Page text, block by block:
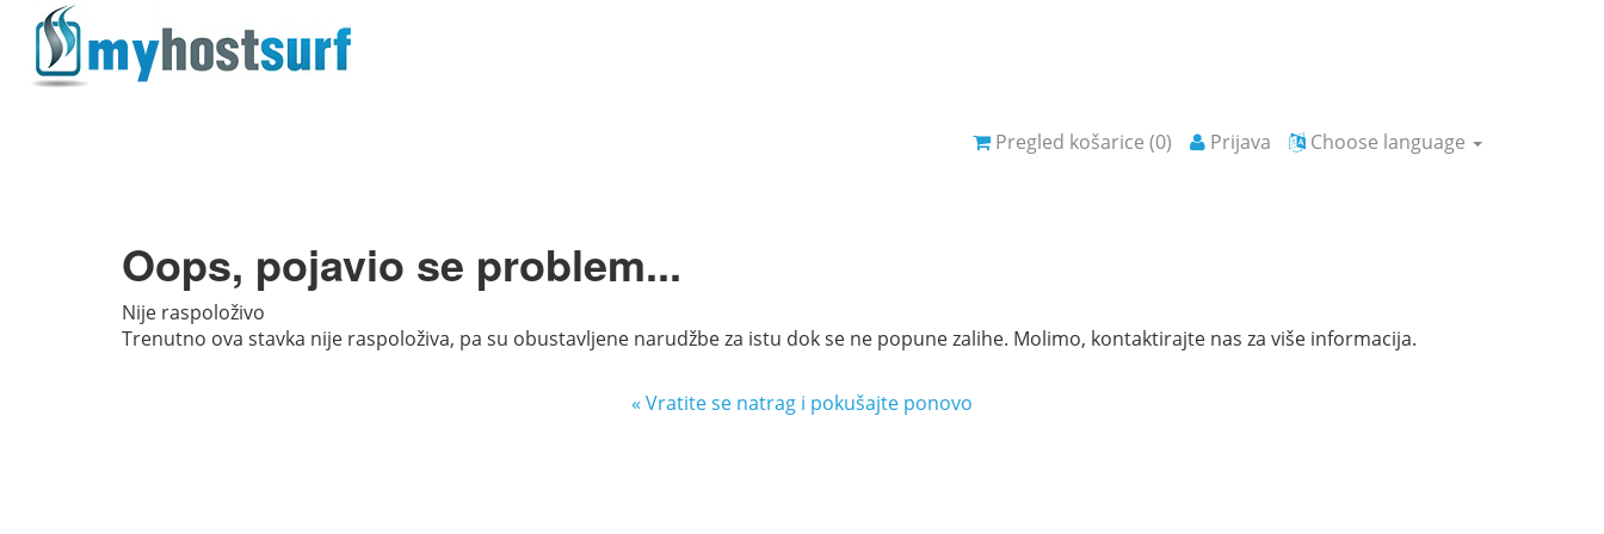
Choose language
Prijava
Pregled košarice (0)
Oops, pojavio se problem...
Nije raspoloživo
Trenutno ova stavka nije raspoloživa, pa su obustavljene narudžbe za istu dok se ne popune zalihe. Molimo, kontaktirajte nas za više informacija.
« Vratite se natrag i pokušajte ponovo